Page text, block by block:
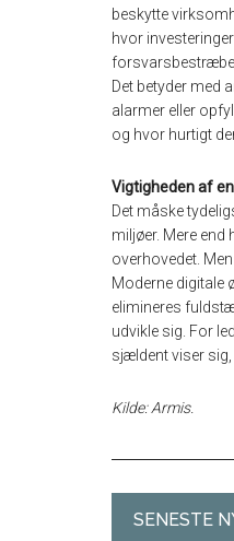
beskytte
hvor
Det betyder med
alarmer eller
og hvor hurtigt
Vigtigheden af
Det måske
miljøer. Mere
overhovedet.
Moderne digitale
elimineres
udvikle sig. For
sjældent viser
Kilde: Armis.
SENESTE